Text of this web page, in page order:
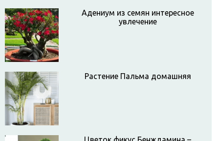
Адениум из семян интересное
увлечение
Растение Пальма домашняя